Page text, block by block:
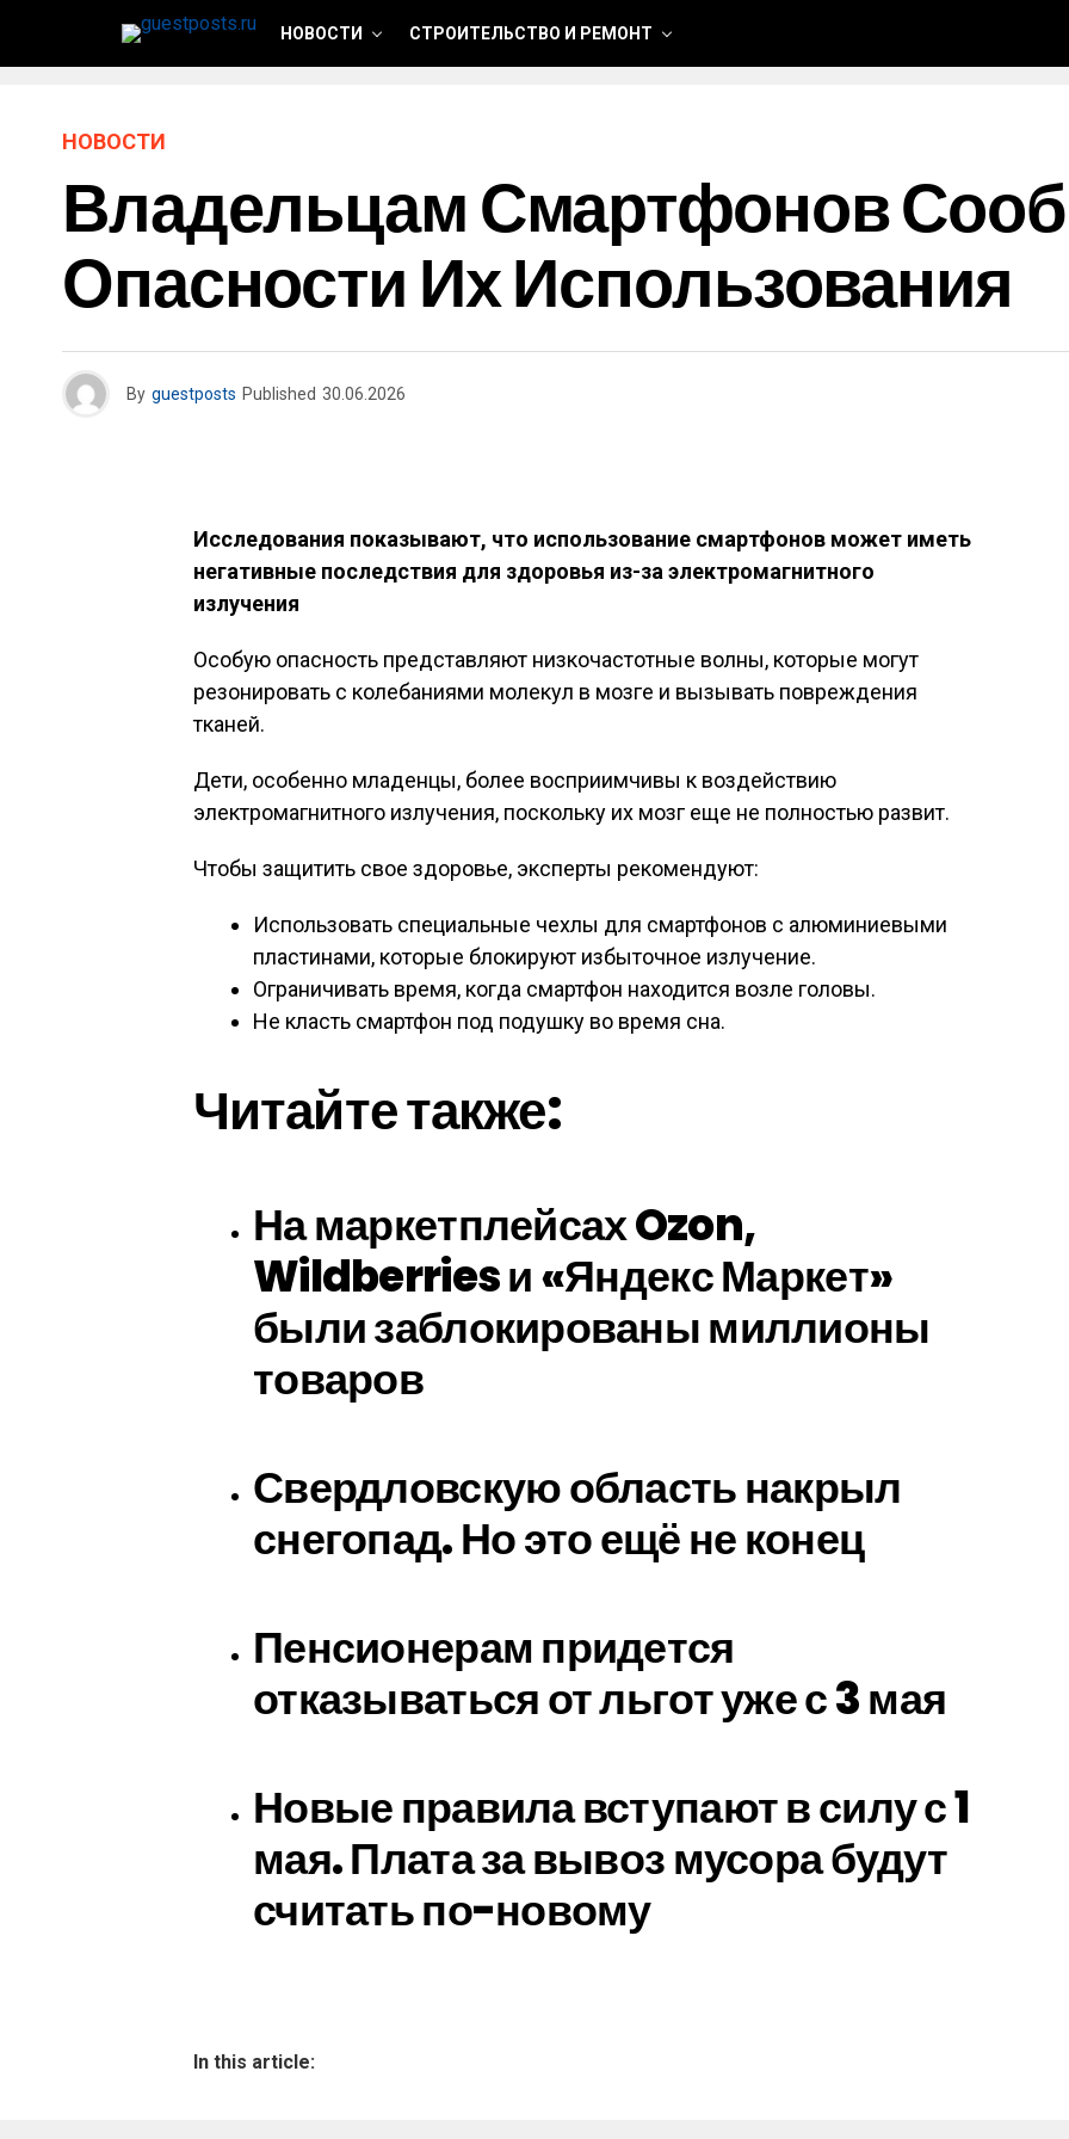
НОВОСТИ СТРОИТЕЛЬСТВО И РЕМОНТ
НОВОСТИ
Владельцам Смартфонов
Опасности Их Использования
By guestposts Published 30.06.2026
Исследования показывают, что использование смартфонов может иметь
негативные последствия для здоровья из-за электромагнитного
излучения
Особую опасность представляют низкочастотные волны, которые могут
резонировать с колебаниями молекул в мозге и вызывать повреждения
тканей.
Дети, особенно младенцы, более восприимчивы к воздействию
электромагнитного излучения, поскольку их мозг еще не полностью развит.
Чтобы защитить свое здоровье, эксперты рекомендуют:
Использовать специальные чехлы для смартфонов с алюминиевыми
пластинами, которые блокируют избыточное излучение.
Ограничивать время, когда смартфон находится возле головы.
Не класть смартфон под подушку во время сна.
Читайте также:
На маркетплейсах Ozon,
Wildberries и «Яндекс Маркет»
были заблокированы миллионы
товаров
Свердловскую область накрыл
снегопад. Но это ещё не конец
Пенсионерам придется
отказываться от льгот уже с 3 мая
Новые правила вступают в силу с 1
мая. Плата за вывоз мусора будут
считать по-новому
In this article: